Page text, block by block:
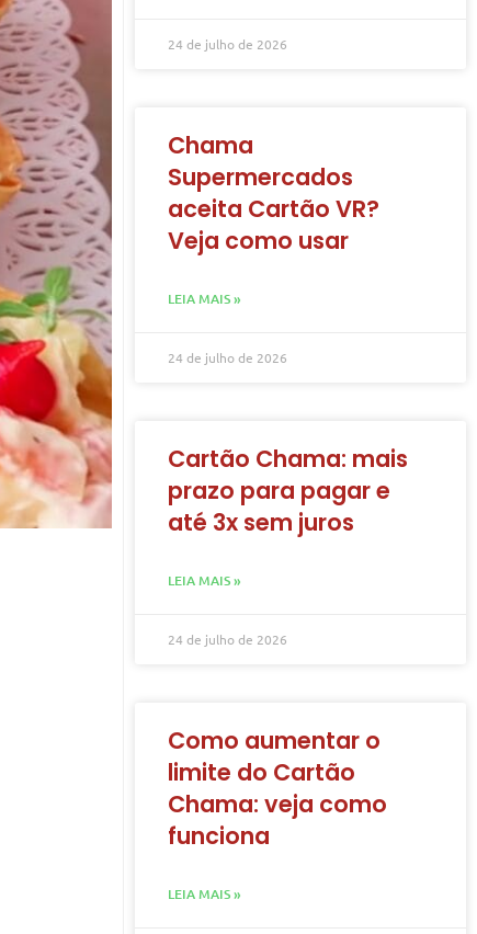
24 de julho de 2026
Chama
Supermercados
aceita Cartão VR?
Veja como usar
LEIA MAIS »
24 de julho de 2026
Cartão Chama: mais
prazo para pagar e
até 3x sem juros
LEIA MAIS »
24 de julho de 2026
Como aumentar o
limite do Cartão
Chama: veja como
funciona
LEIA MAIS »